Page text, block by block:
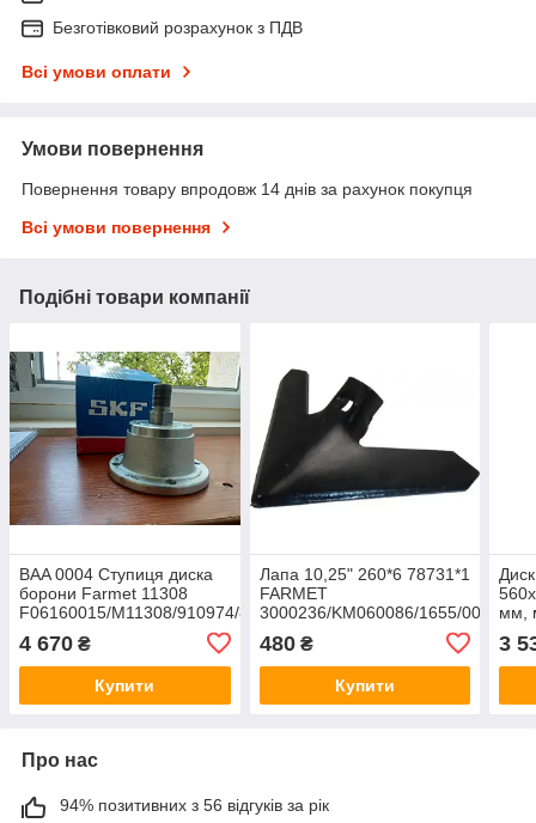
Безготівковий розрахунок з ПДВ
Всі умови оплати
Умови повернення
Повернення товару впродовж 14 днів за рахунок покупця
Всі умови повернення
Подібні товари компанії
BAA 0004 Ступиця диска
борони Farmet 11308
F06160015/M11308/910974/8853.H4
4 670 ₴
Купити
Лапа 10,25" 260*6 78731*1
FARMET
3000236/KM060086/1655/00-
480₴
Купити
мм,
3
Про нас
94% позитивних з 56 відгуків за рік